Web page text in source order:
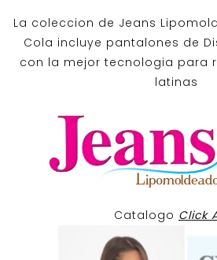
La coleccion de Jeans
Cola incluye pantalones de
con la mejor tecnologia para
latinas
Catalogo Click